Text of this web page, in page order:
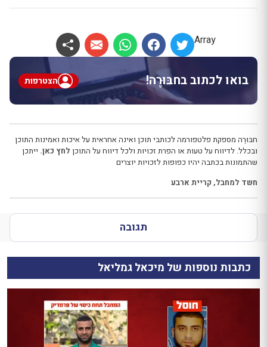
Array
בואו לכתוב בחבּוּרֶה! הצטרפות
חבּוּרֶה מספקת פלטפורמה לכותבי תוכן ואינה אחראית על איכות ואמינות התוכן
ובכלל. לדיווח על טעות או הפרת זכויות ולכל דיווח על התוכן לחץ כאן. ייתכן
שהתמונות בכתבה יהיו כפופות לזכויות יוצרים
חשד למחבל, קריית ארבע
תגובה
כתבות נוספות של מיכאל גמליאל